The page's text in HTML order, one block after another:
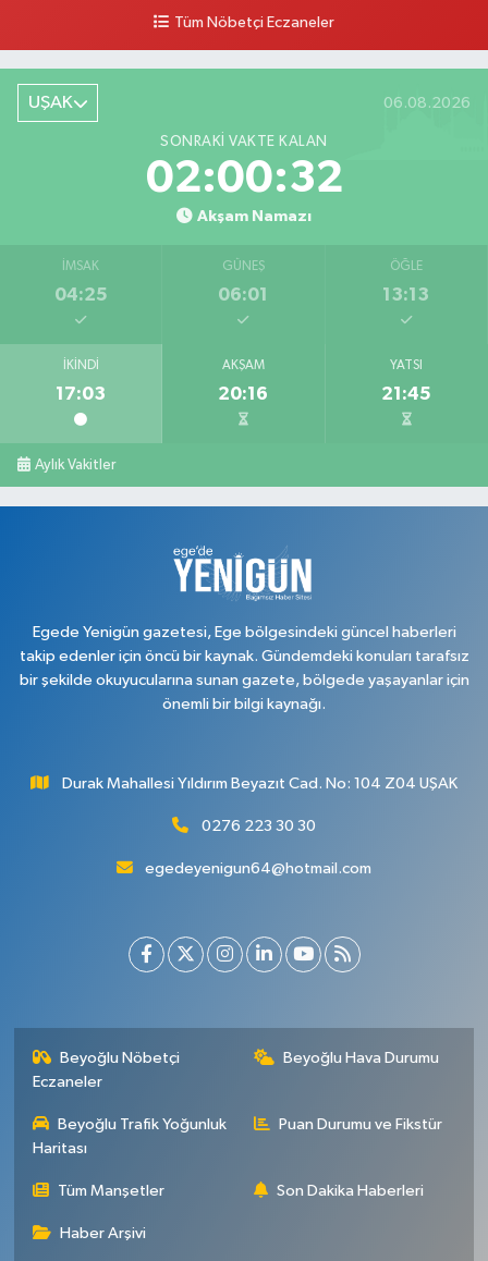
Yol Tarifi Al
Tüm Nöbetçi Eczaneler
UŞAK 06.08.2026
SONRAKI VAKTE KALAN
02:00:31
Akşam Namazı
İMSAK
04:25
GÜNEŞ
06:01
ÖĞLE
13:13
İKINDI
17:03
AKŞAM
20:16
YATSI
21:45
Aylık Vakitler
Egede Yenigün gazetesi, Ege bölgesindeki güncel haberleri
takip edenler için öncü bir kaynak. Gündemdeki konuları tarafsız
bir şekilde okuyucularına sunan gazete, bölgede yaşayanlar için
önemli bir bilgi kaynağı.
Durak Mahallesi Yıldırım Beyazıt Cad. No: 104 Z04 UŞAK
0276 223 30 30
egedeyenigun64@hotmail.com
Beyoğlu Nöbetçi
Eczaneler
Beyoğlu Hava Durumu
Beyoğlu Trafik Yoğunluk
Haritası
Puan Durumu ve Fikstür
Tüm Manşetler Son Dakika Haberleri
Haber Arşivi